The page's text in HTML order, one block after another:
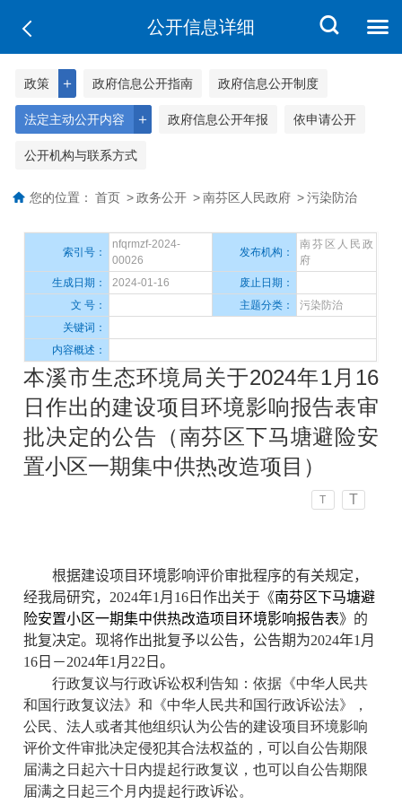
公开信息详细
＋
政策 政府信息公开指南 政府信息公开制度
＋
法定主动公开内容 政府信息公开年报 依申请公开
公开机构与联系方式
您的位置： 首页 > 政务公开 > 南芬区人民政府 > 污染防治
索引号：
nfqrmzf-2024-
00026
发布机构：
南芬区人民政
府
生成日期：
2024-01-16
废止日期：
文 号：
主题分类：
污染防治
关键词：
内容概述：
本溪市生态环境局关于2024年1月16
日作出的建设项目环境影响报告表审
批决定的公告（南芬区下马塘避险安
置小区一期集中供热改造项目）
T T
根据建设项目环境影响评价审批程序的有关规定，
经我局研究，2024年1月16日作出关于《南芬区下马塘避
险安置小区一期集中供热改造项目环境影响报告表》的
批复决定。现将作出批复予以公告，公告期为2024年1月
16日－2024年1月22日。
行政复议与行政诉讼权利告知：依据《中华人民共
和国行政复议法》和《中华人民共和国行政诉讼法》，
公民、法人或者其他组织认为公告的建设项目环境影响
评价文件审批决定侵犯其合法权益的，可以自公告期限
届满之日起六十日内提起行政复议，也可以自公告期限
届满之日起三个月内提起行政诉讼。